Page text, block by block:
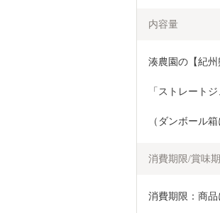
内容量
湊農園の【紀州
「ストレート
（ダンボール
消費期限/賞味
消費期限：商